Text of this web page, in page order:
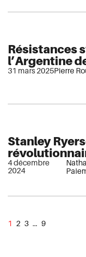
Résistances
l’Argentine
31 mars 2025Pierre
Stanley
4 décembre
2024
1 2 3 … 9